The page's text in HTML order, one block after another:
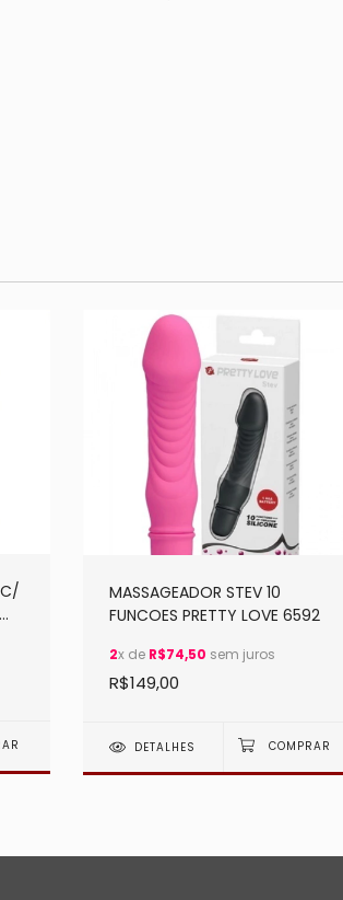
C/
MASSAGEADOR STEV 10
FUNCOES PRETTY LOVE 6592
2x de R$74,50 sem juros
R$149,00
DETALHES